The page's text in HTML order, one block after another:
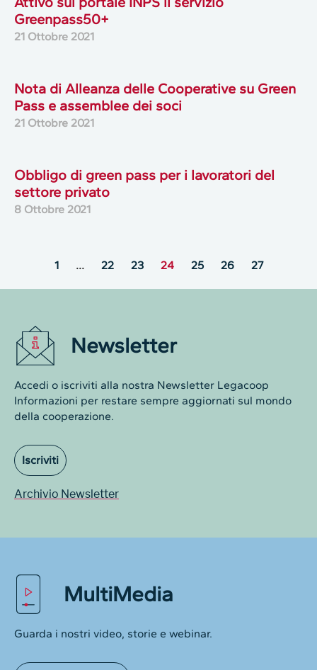
Greenpass50+
21 Ottobre 2021
Nota di Alleanza delle Cooperative su Green
Pass e assemblee dei soci
21 Ottobre 2021
Obbligo di green pass per i lavoratori del
settore privato
8 Ottobre 2021
1 … 22 23 24 25 26 27
Newsletter
Accedi o iscriviti alla nostra Newsletter Legacoop
Informazioni per restare sempre aggiornati sul mondo
della cooperazione.
Iscriviti
Archivio Newsletter
MultiMedia
Guarda i nostri video, storie e webinar.